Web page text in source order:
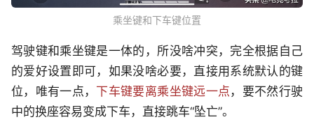
乘坐键和下车键位置
驾驶键和乘坐键是一体的，所没啥冲突，完全根据自己
的爱好设置即可，如果没啥必要，直接用系统默认的键
位，唯有一点， 下车键要离乘坐键远一点 ，要不然行驶
中的换座容易变成下车，直接跳车“坠亡”。